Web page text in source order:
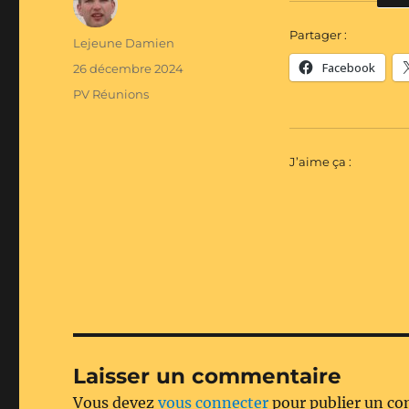
Partager :
Facebook
J’aime ça :
Auteur
Lejeune Damien
Publié
26 décembre 2024
Catégories
PV Réunions
Laisser un commentaire
Vous devezvous connecter pour publier un